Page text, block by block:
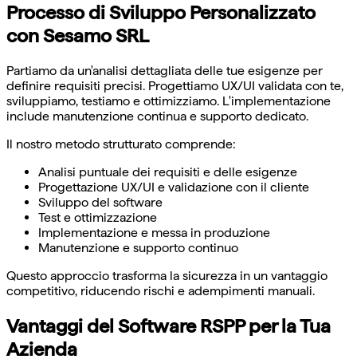
Processo di Sviluppo Personalizzato
con Sesamo SRL
Partiamo da un'analisi dettagliata delle tue esigenze per
definire requisiti precisi. Progettiamo UX/UI validata con te,
sviluppiamo, testiamo e ottimizziamo. L'implementazione
include manutenzione continua e supporto dedicato.
Il nostro metodo strutturato comprende:
Analisi puntuale dei requisiti e delle esigenze
Progettazione UX/UI e validazione con il cliente
Sviluppo del software
Test e ottimizzazione
Implementazione e messa in produzione
Manutenzione e supporto continuo
Questo approccio trasforma la sicurezza in un vantaggio
competitivo, riducendo rischi e adempimenti manuali.
Vantaggi del Software RSPP per la Tua
Azienda